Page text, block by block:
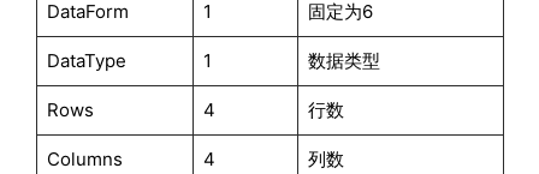
DataForm 1 固定为6
DataType 1 数据类型
Rows 4 行数
Columns 4 列数